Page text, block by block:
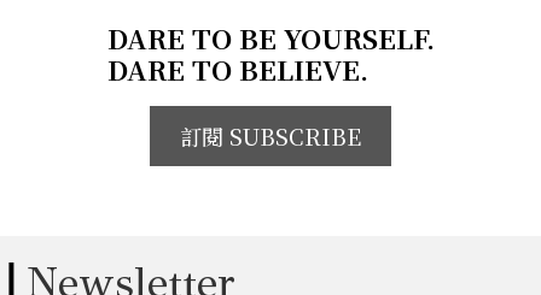
DARE TO BE YOURSELF.
DARE TO BELIEVE.
訂閱 SUBSCRIBE
Newsletter